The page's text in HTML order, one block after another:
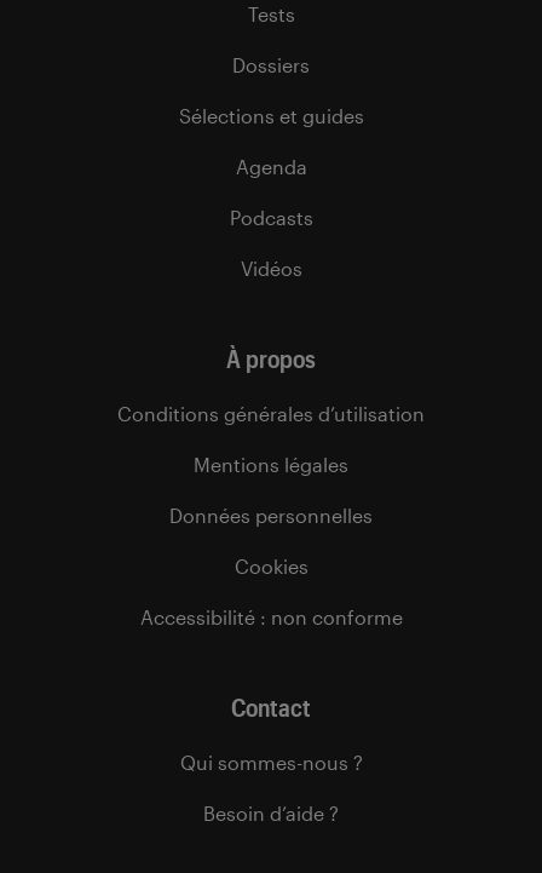
Tests
Dossiers
Sélections et guides
Agenda
Podcasts
Vidéos
À propos
Conditions générales d’utilisation
Mentions légales
Données personnelles
Cookies
Accessibilité : non conforme
Contact
Qui sommes-nous ?
Besoin d’aide ?